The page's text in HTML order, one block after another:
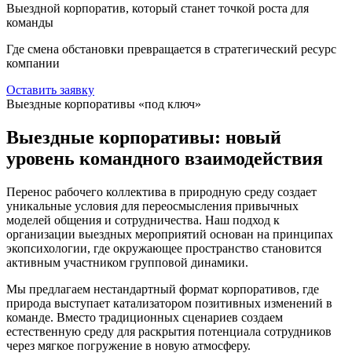
Выездной корпоратив, который станет точкой роста для
команды
Где смена обстановки превращается в стратегический ресурс
компании
Оставить заявку
Выездные корпоративы «под ключ»
Выездные корпоративы: новый
уровень командного взаимодействия
Перенос рабочего коллектива в природную среду создает
уникальные условия для переосмысления привычных
моделей общения и сотрудничества. Наш подход к
организации выездных мероприятий основан на принципах
экопсихологии, где окружающее пространство становится
активным участником групповой динамики.
Мы предлагаем нестандартный формат корпоративов, где
природа выступает катализатором позитивных изменений в
команде. Вместо традиционных сценариев создаем
естественную среду для раскрытия потенциала сотрудников
через мягкое погружение в новую атмосферу.